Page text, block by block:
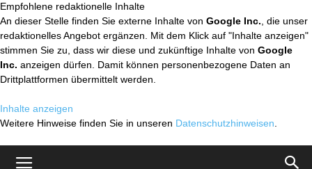
Empfohlene redaktionelle Inhalte
An dieser Stelle finden Sie externe Inhalte von Google Inc. , die unser
redaktionelles Angebot ergänzen. Mit dem Klick auf "Inhalte anzeigen"
stimmen Sie zu, dass wir diese und zukünftige Inhalte von Google
Inc. anzeigen dürfen. Damit können personenbezogene Daten an
Drittplattformen übermittelt werden.
Inhalte anzeigen
Weitere Hinweise finden Sie in unseren Datenschutzhinweisen